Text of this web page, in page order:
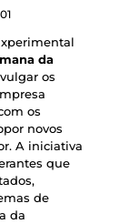
da
os
os
novos
A iniciativa
que
de
da